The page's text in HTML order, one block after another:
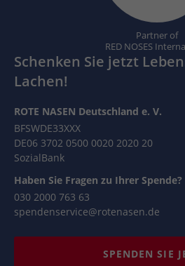
Partner of
RED NOSES
Schenken Sie jetzt
Lachen!
ROTE NASEN Deutschland e. V.
BFSWDE33XXX
DE06 3702 0500 0020 2020 20
SozialBank
Haben Sie Fragen zu Ihrer Spende?
030 2000 763 63
spendenservice@rotenasen.de
SPENDEN SIE